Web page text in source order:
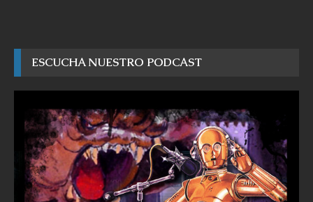
ESCUCHA NUESTRO PODCAST